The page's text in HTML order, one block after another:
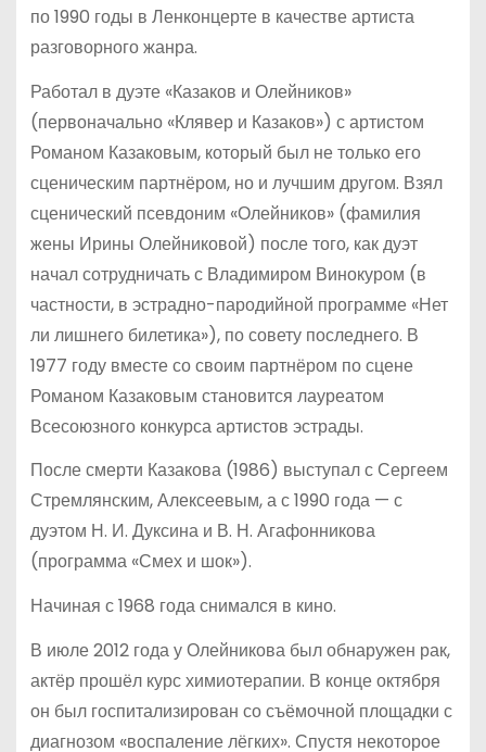
по 1990 годы в Ленконцерте в качестве артиста
разговорного жанра.
Работал в дуэте «Казаков и Олейников»
(первоначально «Клявер и Казаков») с артистом
Романом Казаковым, который был не только его
сценическим партнёром, но и лучшим другом. Взял
сценический псевдоним «Олейников» (фамилия
жены Ирины Олейниковой) после того, как дуэт
начал сотрудничать с Владимиром Винокуром (в
частности, в эстрадно-пародийной программе «Нет
ли лишнего билетика»), по совету последнего. В
1977 году вместе со своим партнёром по сцене
Романом Казаковым становится лауреатом
Всесоюзного конкурса артистов эстрады.
После смерти Казакова (1986) выступал с Сергеем
Стремлянским, Алексеевым, а с 1990 года — с
дуэтом Н. И. Дуксина и В. Н. Агафонникова
(программа «Смех и шок»).
Начиная с 1968 года снимался в кино.
В июле 2012 года у Олейникова был обнаружен рак,
актёр прошёл курс химиотерапии. В конце октября
он был госпитализирован со съёмочной площадки с
диагнозом «воспаление лёгких». Спустя некоторое